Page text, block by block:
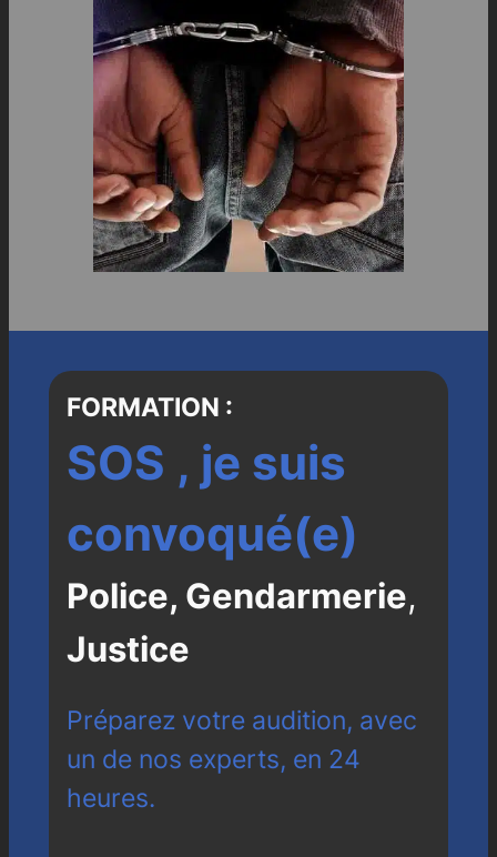
FORMATION :
SOS , je suis
convoqué(e)
Police, Gendarmerie,
Justice
Préparez votre audition, avec
un de nos experts, en 24
heures.